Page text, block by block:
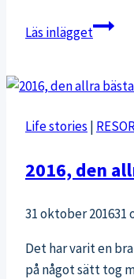
Läs inläggetHur
en
Life stories |
2016, den
31 oktober 201631
Det har varit en
på något sätt tog